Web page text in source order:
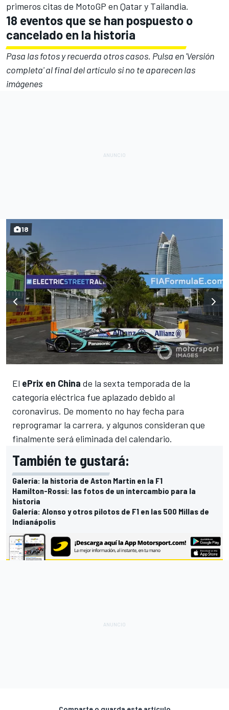
primeros citas de MotoGP en Qatar y Tailandia.
18 eventos que se han pospuesto o
cancelado en la historia
Pasa las fotos y recuerda otros casos. Pulsa en 'Versión
completa' al final del artículo si no te aparecen las
imágenes
El ePrix en China de la sexta temporada de la
categoría eléctrica fue aplazado debido al
coronavirus. De momento no hay fecha para
reprogramar la carrera, y algunos consideran que
finalmente será eliminada del calendario.
18
También te gustará:
Galería: la historia de Aston Martin en la F1
Hamilton-Rossi: las fotos de un intercambio para la
historia
Galería: Alonso y otros pilotos de F1 en las 500 Millas de
Indianápolis